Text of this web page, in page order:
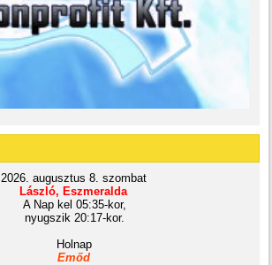
2026. augusztus 8. szombat
László, Eszmeralda
A Nap kel 05:35-kor,
nyugszik 20:17-kor.
Holnap
Emőd